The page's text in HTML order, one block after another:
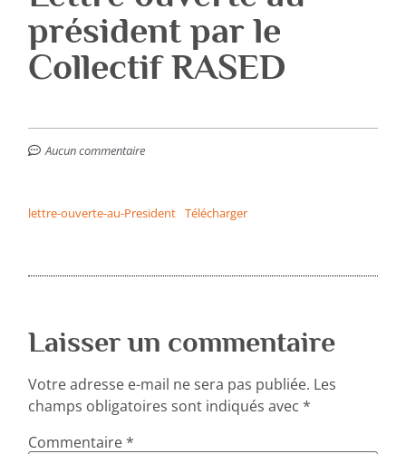
président par le
Collectif RASED
Aucun commentaire
lettre-ouverte-au-President Télécharger
Laisser un commentaire
Votre adresse e-mail ne sera pas publiée. Les
champs obligatoires sont indiqués avec*
Commentaire*